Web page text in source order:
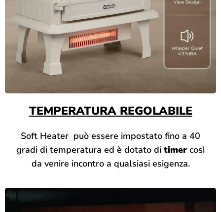
TEMPERATURA REGOLABILE
Soft Heater può essere impostato fino a 40
gradi di temperatura ed è dotato di timer così
da venire incontro a qualsiasi esigenza.